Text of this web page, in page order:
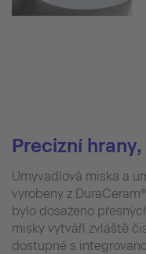
Precizní
Umyvadlová miska a
vyrobeny z
bylo dosaženo
misky vytváří zvláště
dostupné s